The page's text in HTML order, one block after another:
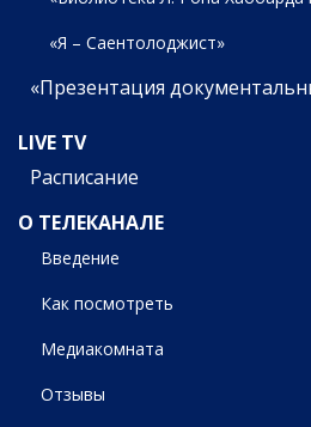
«Я – Саентолоджист»
«Презентация
LIVE TV
Расписание
О ТЕЛЕКАНАЛЕ
Введение
Как посмотреть
Медиакомната
Отзывы